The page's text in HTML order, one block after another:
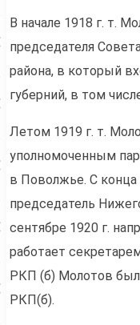
В начале 1918 г. т.
председателя
района, в который
губерний, в том
Летом 1919 г. т.
уполномоченным
в Поволжье. С конца
председатель
сентябре 1920 г.
работает
РКП (б) Молотов
РКП(б).